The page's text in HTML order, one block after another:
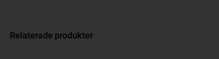
Relaterade produkter